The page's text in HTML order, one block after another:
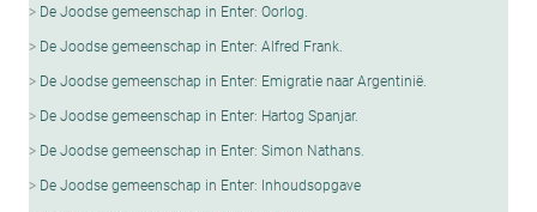
De Joodse gemeenschap in Enter: Oorlog.
De Joodse gemeenschap in Enter: Alfred Frank.
De Joodse gemeenschap in Enter: Emigratie naar Argentinië.
De Joodse gemeenschap in Enter: Hartog Spanjar.
De Joodse gemeenschap in Enter: Simon Nathans.
De Joodse gemeenschap in Enter: Inhoudsopgave